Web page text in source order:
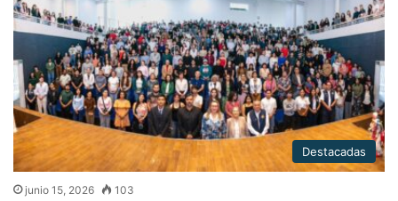
Destacadas
junio 15, 2026 103